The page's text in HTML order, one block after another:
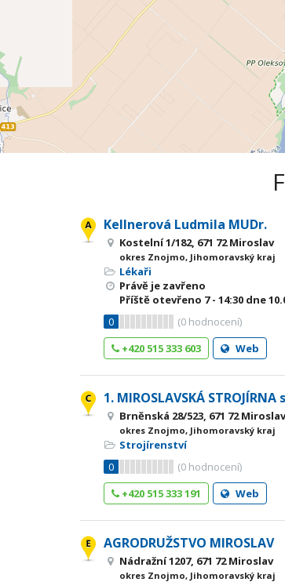
Kellnerová Ludmila MUDr.
Kostelní 1/182, 671 72 Miroslav
okres Znojmo, Jihomoravský kraj
Lékaři
Právě je zavřeno
Příště otevřeno 7 - 14:30 dne
0
(0 hodnocení)
+420 515 333 603
Web
1. MIROSLAVSKÁ STROJÍRNA
Brněnská 28/523, 671 72 Miroslav
okres Znojmo, Jihomoravský kraj
Strojírenství
0
(0 hodnocení)
+420 515 333 191
Web
AGRODRUŽSTVO MIROSLAV
Nádražní 1207, 671 72 Miroslav
okres Znojmo, Jihomoravský kraj